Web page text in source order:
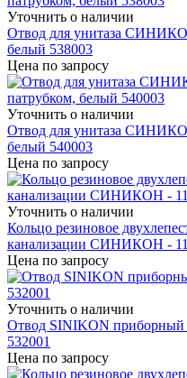
Уточнить о наличии
Отвод для унитаза
белый 538003
Цена по запросу
Уточнить о наличии
Отвод для унитаза
белый 540003
Цена по запросу
Уточнить о наличии
Кольцо резиновое
канализации СИНИКОН -
Цена по запросу
Уточнить о наличии
Отвод SINIKON приборный
532001
Цена по запросу